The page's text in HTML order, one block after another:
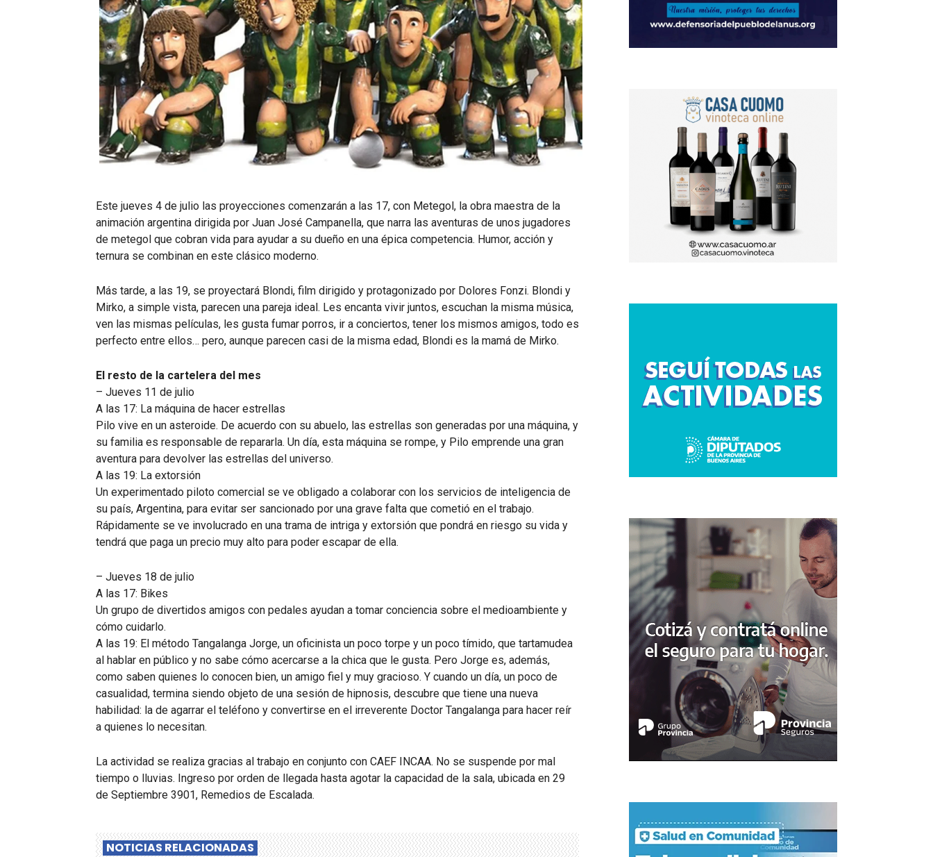
Este jueves 4 de julio las proyecciones comenzarán a las 17, con Metegol, la obra maestra de la
animación argentina dirigida por Juan José Campanella, que narra las aventuras de unos jugadores
de metegol que cobran vida para ayudar a su dueño en una épica competencia. Humor, acción y
ternura se combinan en este clásico moderno.
Más tarde, a las 19, se proyectará Blondi, film dirigido y protagonizado por Dolores Fonzi. Blondi y
Mirko, a simple vista, parecen una pareja ideal. Les encanta vivir juntos, escuchan la misma música,
ven las mismas películas, les gusta fumar porros, ir a conciertos, tener los mismos amigos, todo es
perfecto entre ellos… pero, aunque parecen casi de la misma edad, Blondi es la mamá de Mirko.
El resto de la cartelera del mes
– Jueves 11 de julio
A las 17: La máquina de hacer estrellas
Pilo vive en un asteroide. De acuerdo con su abuelo, las estrellas son generadas por una máquina, y
su familia es responsable de repararla. Un día, esta máquina se rompe, y Pilo emprende una gran
aventura para devolver las estrellas del universo.
A las 19: La extorsión
Un experimentado piloto comercial se ve obligado a colaborar con los servicios de inteligencia de
su país, Argentina, para evitar ser sancionado por una grave falta que cometió en el trabajo.
Rápidamente se ve involucrado en una trama de intriga y extorsión que pondrá en riesgo su vida y
tendrá que paga un precio muy alto para poder escapar de ella.
– Jueves 18 de julio
A las 17: Bikes
Un grupo de divertidos amigos con pedales ayudan a tomar conciencia sobre el medioambiente y
cómo cuidarlo.
A las 19: El método Tangalanga Jorge, un oficinista un poco torpe y un poco tímido, que tartamudea
al hablar en público y no sabe cómo acercarse a la chica que le gusta. Pero Jorge es, además,
como saben quienes lo conocen bien, un amigo fiel y muy gracioso. Y cuando un día, un poco de
casualidad, termina siendo objeto de una sesión de hipnosis, descubre que tiene una nueva
habilidad: la de agarrar el teléfono y convertirse en el irreverente Doctor Tangalanga para hacer reír
a quienes lo necesitan.
La actividad se realiza gracias al trabajo en conjunto con CAEF INCAA. No se suspende por mal
tiempo o lluvias. Ingreso por orden de llegada hasta agotar la capacidad de la sala, ubicada en 29
de Septiembre 3901, Remedios de Escalada.
NOTICIAS RELACIONADAS